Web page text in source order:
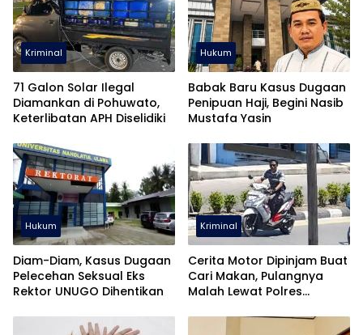
Kriminal
71 Galon Solar Ilegal
Diamankan di Pohuwato,
Keterlibatan APH Diselidiki
Hukum
Babak Baru Kasus Dugaan
Penipuan Haji, Begini Nasib
Mustafa Yasin
Hukum
Diam-Diam, Kasus Dugaan
Pelecehan Seksual Eks
Rektor UNUGO Dihentikan
Kriminal
Cerita Motor Dipinjam Buat
Cari Makan, Pulangnya
Malah Lewat Polres